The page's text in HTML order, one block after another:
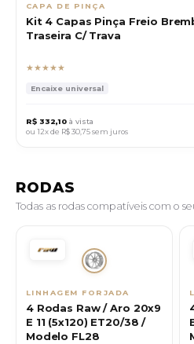
CAPA DE PINÇA
Kit 4 Capas Pinça Freio
Traseira C/ Trava
★★★★★
Encaixe universal
R$ 332,10 à vista
ou 12x de R$ 30,75sem juros
RODAS
Todas as rodas compatíveis com o
LINHAGEM FORJADA
4 Rodas Raw / Aro 20x9
E 11 (5x120) ET20/38 /
Modelo FL28